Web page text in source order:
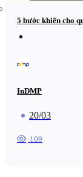
5 bước khiến cho
InDMP
20/03
109